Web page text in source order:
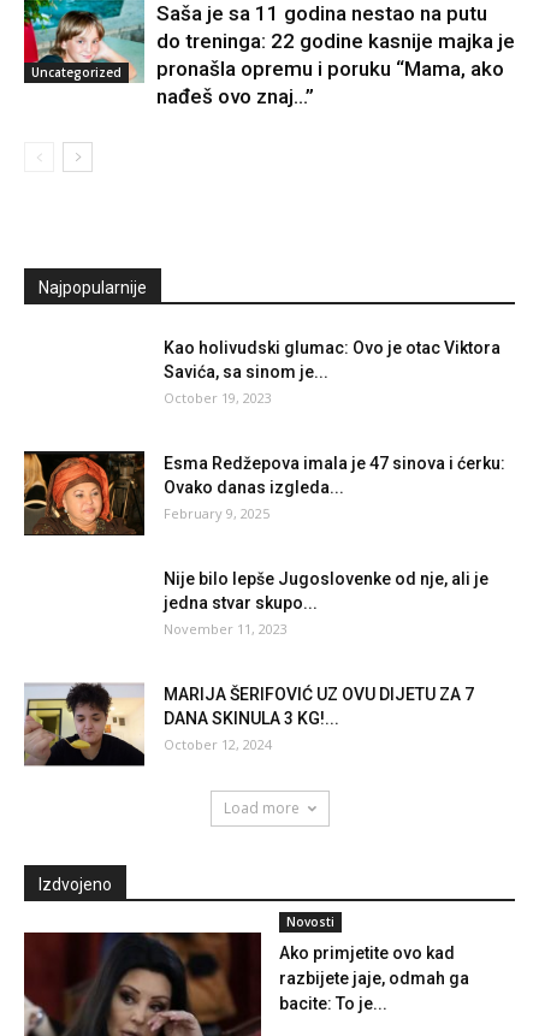
Uncategorized
Saša je sa 11 godina nestao na putu
do treninga: 22 godine kasnije majka je
pronašla opremu i poruku “Mama, ako
nađeš ovo znaj…”
Najpopularnije
Kao holivudski glumac: Ovo je otac Viktora
Savića, sa sinom je...
October 19, 2023
Esma Redžepova imala je 47 sinova i ćerku:
Ovako danas izgleda...
February 9, 2025
Nije bilo lepše Jugoslovenke od nje, ali je
jedna stvar skupo...
November 11, 2023
MARIJA ŠERIFOVIĆ UZ OVU DIJETU ZA 7
DANA SKINULA 3 KG!...
October 12, 2024
Load more
Izdvojeno
Novosti
Ako primjetite ovo kad
razbijete jaje, odmah ga
bacite: To je...